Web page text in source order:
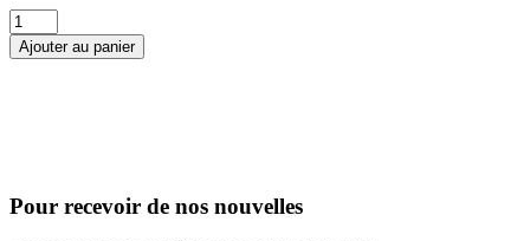
quantité
de
Spectacle
Section
Ajouter au panier
Pour recevoir de nos nouvelles